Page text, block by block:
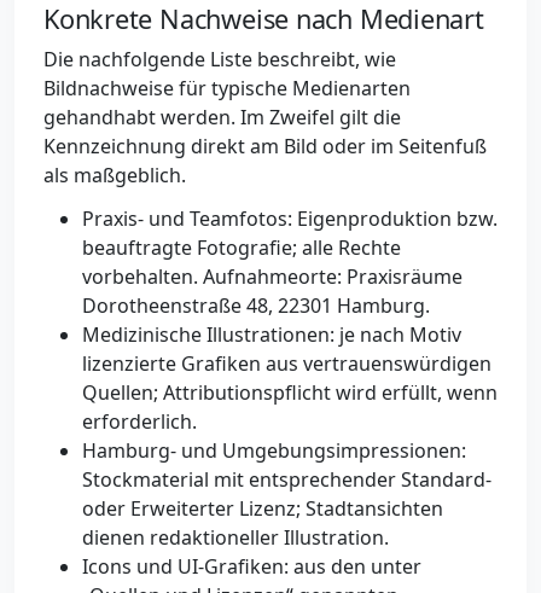
Konkrete Nachweise nach Medienart
Die nachfolgende Liste beschreibt, wie
Bildnachweise für typische Medienarten
gehandhabt werden. Im Zweifel gilt die
Kennzeichnung direkt am Bild oder im Seitenfuß
als maßgeblich.
Praxis- und Teamfotos: Eigenproduktion bzw.
beauftragte Fotografie; alle Rechte
vorbehalten. Aufnahmeorte: Praxisräume
Dorotheenstraße 48, 22301 Hamburg.
Medizinische Illustrationen: je nach Motiv
lizenzierte Grafiken aus vertrauenswürdigen
Quellen; Attributionspflicht wird erfüllt, wenn
erforderlich.
Hamburg- und Umgebungsimpressionen:
Stockmaterial mit entsprechender Standard-
oder Erweiterter Lizenz; Stadtansichten
dienen redaktioneller Illustration.
Icons und UI-Grafiken: aus den unter